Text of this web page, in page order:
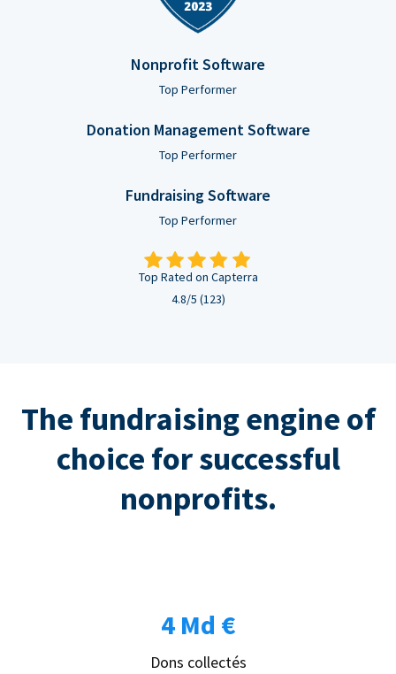
Nonprofit Software
Top Performer
Donation Management Software
Top Performer
Fundraising Software
Top Performer
Top Rated on Capterra
4.8/5 (123)
The fundraising engine of
choice for successful
nonprofits.
4 Md €
Dons collectés